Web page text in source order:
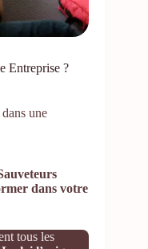
Entreprise ?
une
dans votre
tous les